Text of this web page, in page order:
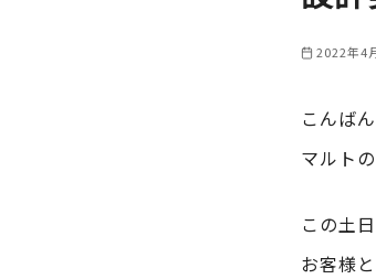
2022年4
こんば
マルト
この土
お客様